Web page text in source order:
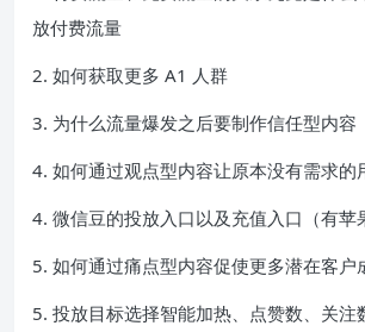
放付费流量
2. 如何获取更多 A1 人群
3. 为什么流量爆发之后要制作信任型内容
4. 如何通过观点型内容让原本没有需求的
4. 微信豆的投放入口以及充值入口（有苹
5. 如何通过痛点型内容促使更多潜在客户
5. 投放目标选择智能加热、点赞数、关注